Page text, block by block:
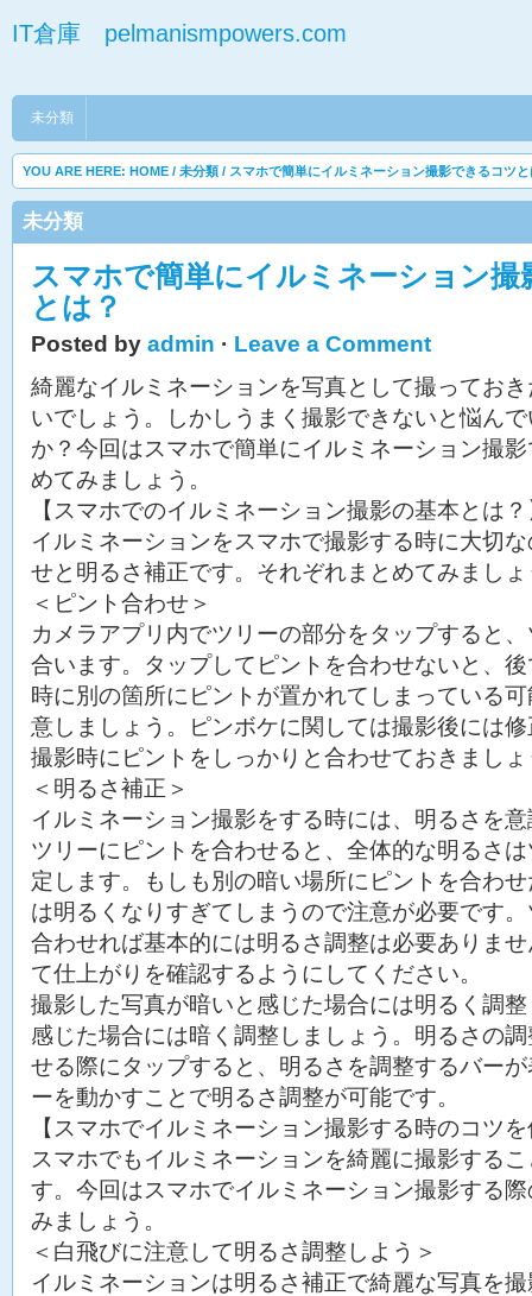
IT倉庫 pelmanismpowers.com
未分類
YOU ARE HERE: HOME / 未分類 / スマホで簡単にイルミネーション撮影できるコツと
未分類
スマホで簡単にイルミネーション撮
とは？
Posted by admin · Leave a Comment
綺麗なイルミネーションを写真として撮ってお
いでしょう。しかしうまく撮影できないと悩ん
か？今回はスマホで簡単にイルミネーション撮
めてみましょう。
【スマホでのイルミネーション撮影の基本とは
イルミネーションをスマホで撮影する時に大切
せと明るさ補正です。それぞれまとめてみまし
＜ピント合わせ＞
カメラアプリ内でツリーの部分をタップすると
合います。タップしてピントを合わせないと、
時に別の箇所にピントが置かれてしまっている
意しましょう。ピンボケに関しては撮影後には
撮影時にピントをしっかりと合わせておきまし
＜明るさ補正＞
イルミネーション撮影をする時には、明るさを
ツリーにピントを合わせると、全体的な明るさ
定します。もしも別の暗い場所にピントを合わ
は明るくなりすぎてしまうので注意が必要です
合わせれば基本的には明るさ調整は必要ありま
て仕上がりを確認するようにしてください。
撮影した写真が暗いと感じた場合には明るく調
感じた場合には暗く調整しましょう。明るさの
せる際にタップすると、明るさを調整するバー
ーを動かすことで明るさ調整が可能です。
【スマホでイルミネーション撮影する時のコツ
スマホでもイルミネーションを綺麗に撮影する
す。今回はスマホでイルミネーション撮影する
みましょう。
＜白飛びに注意して明るさ調整しよう＞
イルミネーションは明るさ補正で綺麗な写真を